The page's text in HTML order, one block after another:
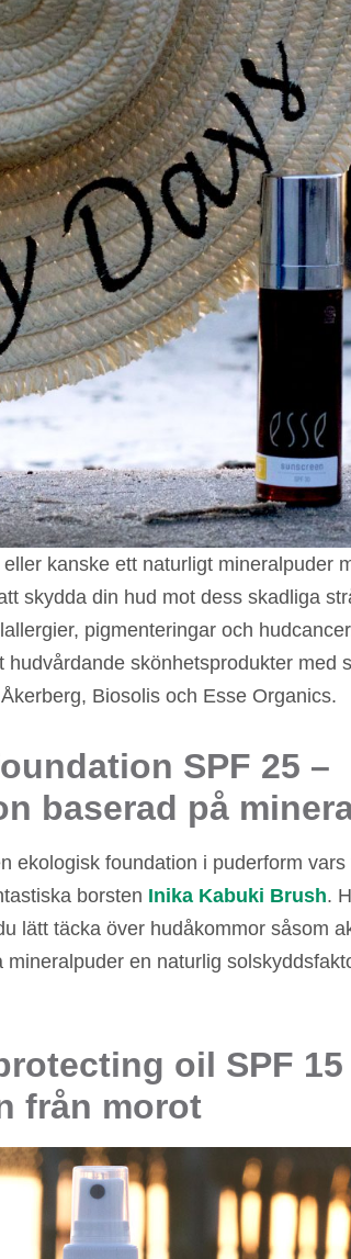
kanske ett naturligt mineralpuder
skydda din hud mot dess skadliga
pigmenteringar och
skönhetsprodukter med
Biosolis och Esse Organics.
SPF 25 –
baserad på
ekologisk foundation i puderform
borsten Inika Kabuki Brush.
lätt täcka över hudåkommor såsom
en naturlig
oil SPF 15
från morot